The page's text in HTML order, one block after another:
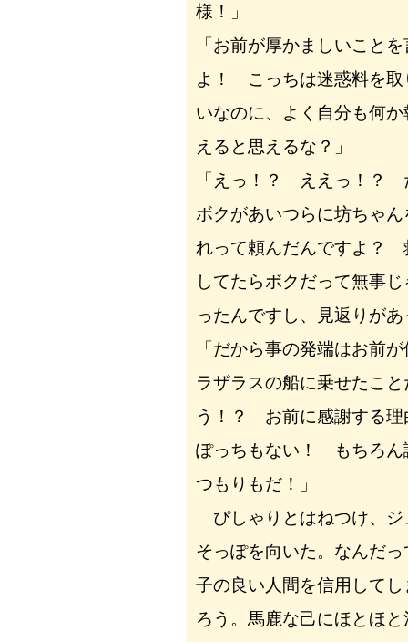
様！」
「お前が厚かましいこと
よ！ こっちは迷惑料を取
いなのに、よく自分も何
えると思えるな？」
「えっ！？ ええっ！？
ボクがあいつらに坊ちゃ
れって頼んだんですよ？
してたらボクだって無事
ったんですし、見返りが
「だから事の発端はお前
ラザラスの船に乗せたこと
う！？ お前に感謝する理
ぽっちもない！ もちろん
つもりもだ！」
ぴしゃりとはねつけ、ジ
そっぽを向いた。なんだ
子の良い人間を信用して
ろう。馬鹿な己にほとほ